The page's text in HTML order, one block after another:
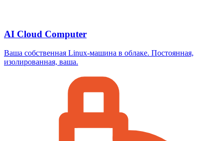
AI Cloud Computer
Ваша собственная Linux-машина в облаке. Постоянная,
изолированная, ваша.